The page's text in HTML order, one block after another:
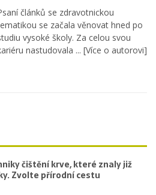
článků se zdravotnickou
se začala věnovat hned po
vysoké školy. Za celou svou
nastudovala ... [Více o autorovi]
čištění krve, které znaly již
Zvolte přírodní cestu